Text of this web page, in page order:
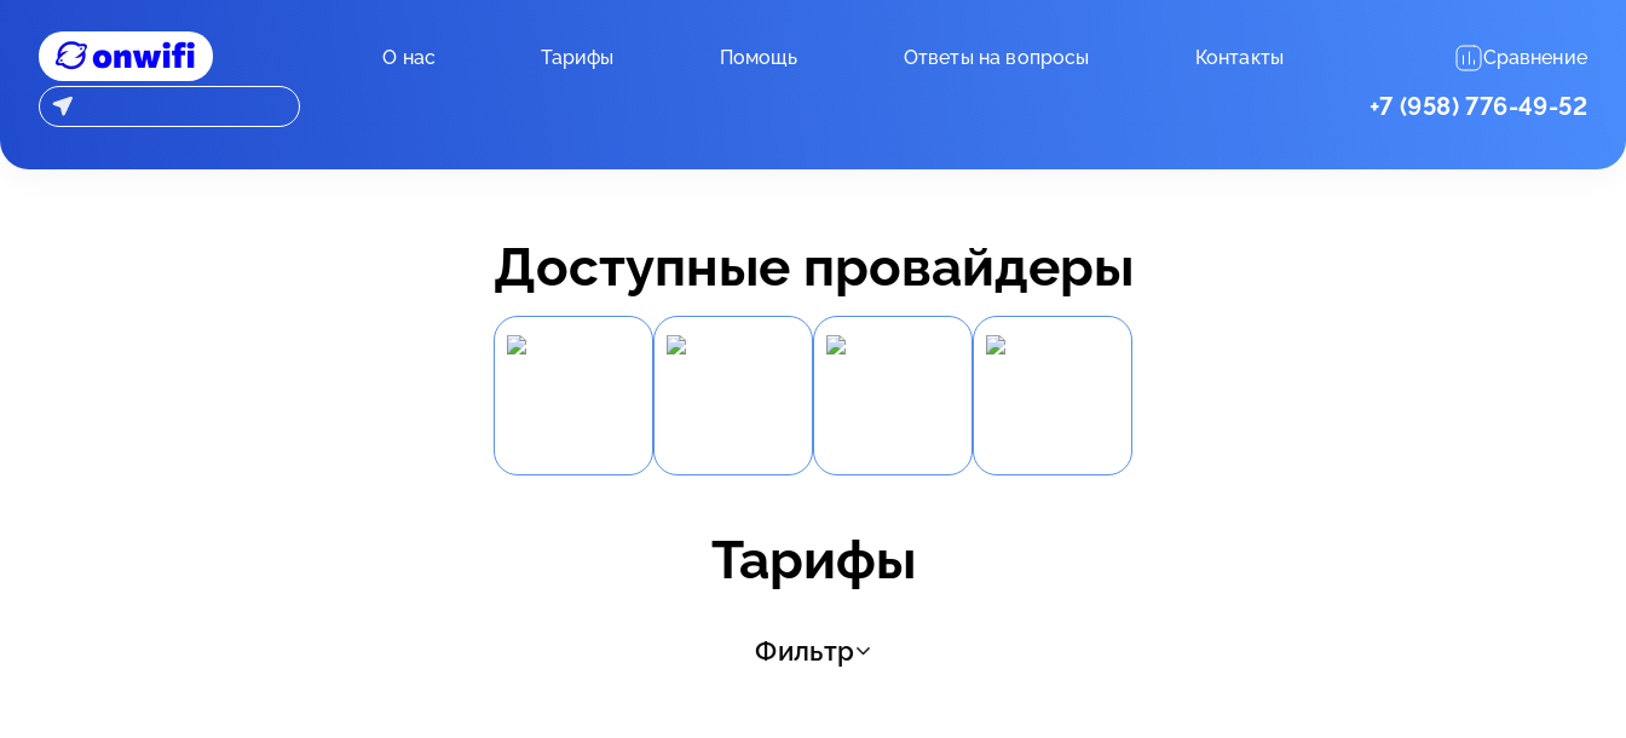
О нас Тарифы Помощь Ответы на вопросы Контакты Сравнение
+7 (958) 776-49-52
Доступные провайдеры
Тарифы
Фильтр